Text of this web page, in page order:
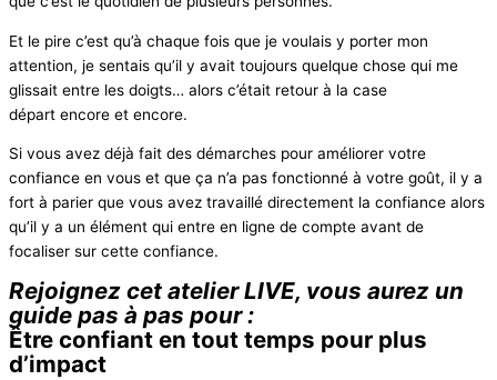
Et le pire c’est qu’à chaque fois que je voulais y porter mon
attention, je sentais qu’il y avait toujours quelque chose qui me
glissait entre les doigts… alors c’était retour à la case
départ encore et encore.
Si vous avez déjà fait des démarches pour améliorer votre
confiance en vous et que ça n’a pas fonctionné à votre goût, il y a
fort à parier que vous avez travaillé directement la confiance alors
qu’il y a un élément qui entre en ligne de compte avant de
focaliser sur cette confiance.
Rejoignez cet atelierLIVE, vous aurez un
guide pas à pas pour :
Être confiant en tout temps pour plus
d’impact